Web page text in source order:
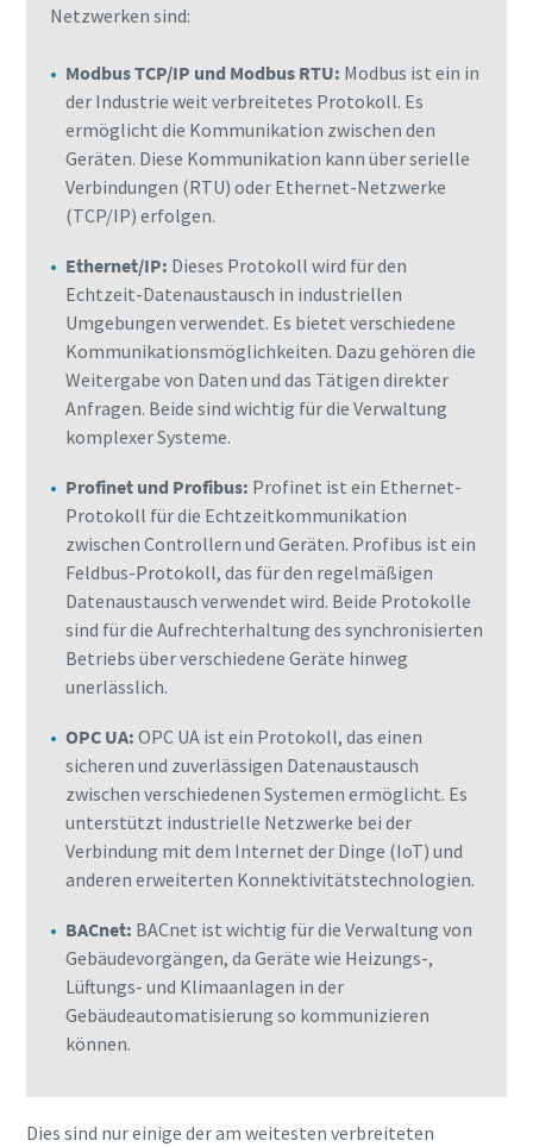
Netzwerken sind:
Modbus TCP/IP und Modbus RTU: Modbus ist ein in
der Industrie weit verbreitetes Protokoll. Es
ermöglicht die Kommunikation zwischen den
Geräten. Diese Kommunikation kann über serielle
Verbindungen (RTU) oder Ethernet-Netzwerke
(TCP/IP) erfolgen.
Ethernet/IP: Dieses Protokoll wird für den
Echtzeit-Datenaustausch in industriellen
Umgebungen verwendet. Es bietet verschiedene
Kommunikationsmöglichkeiten. Dazu gehören die
Weitergabe von Daten und das Tätigen direkter
Anfragen. Beide sind wichtig für die Verwaltung
komplexer Systeme.
Profinet und Profibus: Profinet ist ein Ethernet-
Protokoll für die Echtzeitkommunikation
zwischen Controllern und Geräten. Profibus ist ein
Feldbus-Protokoll, das für den regelmäßigen
Datenaustausch verwendet wird. Beide Protokolle
sind für die Aufrechterhaltung des synchronisierten
Betriebs über verschiedene Geräte hinweg
unerlässlich.
OPC UA: OPC UA ist ein Protokoll, das einen
sicheren und zuverlässigen Datenaustausch
zwischen verschiedenen Systemen ermöglicht. Es
unterstützt industrielle Netzwerke bei der
Verbindung mit dem Internet der Dinge (IoT) und
anderen erweiterten Konnektivitätstechnologien.
BACnet: BACnet ist wichtig für die Verwaltung von
Gebäudevorgängen, da Geräte wie Heizungs-,
Lüftungs- und Klimaanlagen in der
Gebäudeautomatisierung so kommunizieren
können.
Dies sind nur einige der am weitesten verbreiteten